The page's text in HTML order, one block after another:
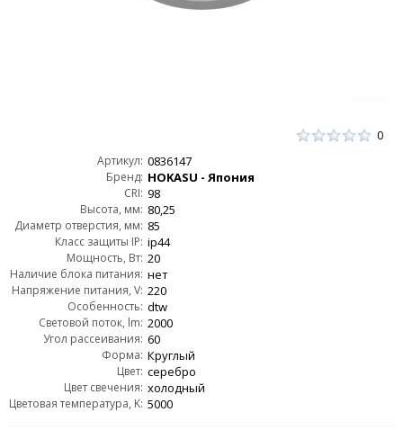
0
Артикул: 0836147
Бренд: HOKASU - Япония
CRI: 98
Высота, мм: 80,25
Диаметр отверстия, мм: 85
Класс защиты IP: ip44
Мощность, Вт: 20
Наличие блока питания: нет
Напряжение питания, V: 220
Особенность: dtw
Световой поток, lm: 2000
Угол рассеивания: 60
Форма: Круглый
Цвет: серебро
Цвет свечения: холодный
Цветовая температура, K: 5000